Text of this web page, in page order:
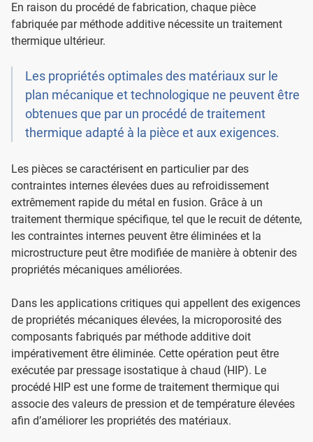
En raison du procédé de fabrication, chaque pièce
fabriquée par méthode additive nécessite un traitement
thermique ultérieur.
Les propriétés optimales des matériaux sur le
plan mécanique et technologique ne peuvent être
obtenues que par un procédé de traitement
thermique adapté à la pièce et aux exigences.
Les pièces se caractérisent en particulier par des
contraintes internes élevées dues au refroidissement
extrêmement rapide du métal en fusion. Grâce à un
traitement thermique spécifique, tel que le recuit de détente,
les contraintes internes peuvent être éliminées et la
microstructure peut être modifiée de manière à obtenir des
propriétés mécaniques améliorées.
Dans les applications critiques qui appellent des exigences
de propriétés mécaniques élevées, la microporosité des
composants fabriqués par méthode additive doit
impérativement être éliminée. Cette opération peut être
exécutée par pressage isostatique à chaud (HIP). Le
procédé HIP est une forme de traitement thermique qui
associe des valeurs de pression et de température élevées
afin d’améliorer les propriétés des matériaux.